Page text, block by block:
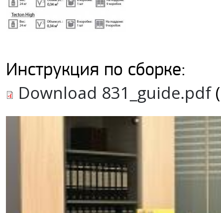
Инструкция по сборке:
Download 831_guide.pdf